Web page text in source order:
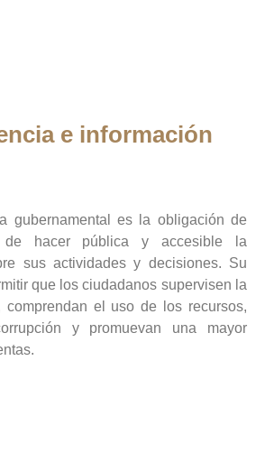
e información
gubernamental es la obligación de
de hacer pública y accesible la
sus actividades y decisiones. Su
que los ciudadanos supervisen la
comprendan el uso de los recursos,
y promuevan una mayor